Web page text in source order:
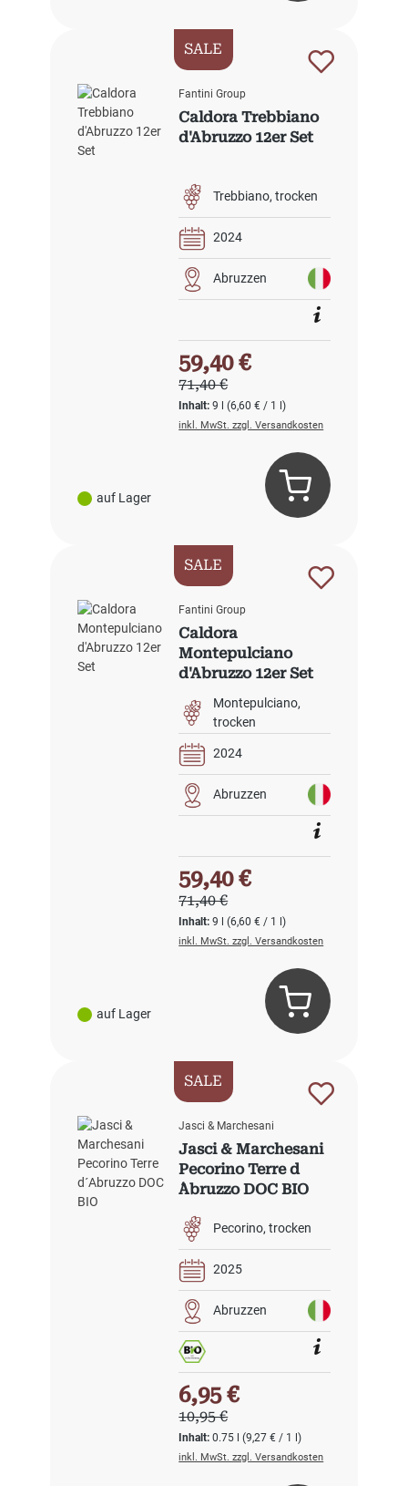
SALE
auf Lager
Fantini Group
Caldora Trebbiano
d'Abruzzo 12er Set
Trebbiano trocken
2024
Abruzzen
Inhalt:9 l(6,60 € / 1 l)
Verkaufspreis:
59,40 €
Regulärer Preis:
71,40 €
inkl. MwSt. zzgl. Versandkosten
SALE
auf Lager
Fantini Group
Caldora
Montepulciano
d'Abruzzo 12er Set
Montepulciano
trocken
2024
Abruzzen
Inhalt:9 l(6,60 € / 1 l)
Verkaufspreis:
59,40 €
Regulärer Preis:
71,40 €
inkl. MwSt. zzgl. Versandkosten
SALE
Jasci & Marchesani
Jasci & Marchesani
Pecorino Terre d
´Abruzzo DOC BIO
Pecorino trocken
2025
Abruzzen
Inhalt:0.75 l(9,27 € / 1 l)
Verkaufspreis:
6,95 €
Regulärer Preis:
10,95 €
inkl. MwSt. zzgl. Versandkosten